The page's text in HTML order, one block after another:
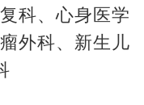
科、心身医学
外科、新生儿